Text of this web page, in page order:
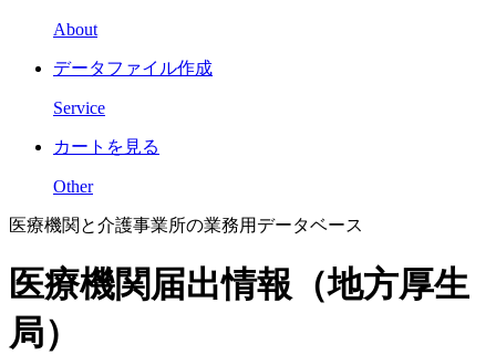
About
データファイル作成
Service
カートを見る
Other
医療機関と介護事業所の業務用データベース
医療機関届出情報（地方厚生
局）